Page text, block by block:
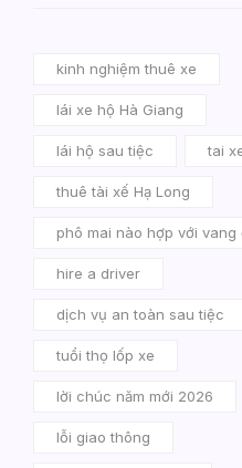
kinh nghiệm thuê xe
lái xe hộ Hà Giang
lái hộ sau tiệc tai
thuê tài xế Hạ Long
phô mai nào hợp với vang
hire a driver
dịch vụ an toàn sau tiệc
tuổi thọ lốp xe
lời chúc năm mới 2026
lỗi giao thông